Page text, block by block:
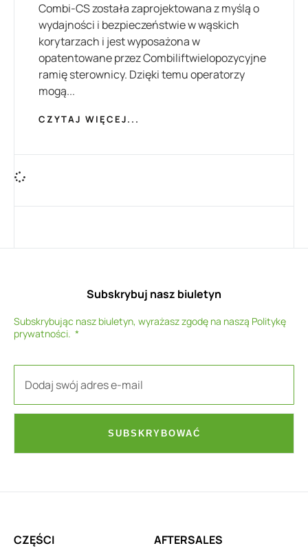
Combi-CS została zaprojektowana z myślą o
wydajności i bezpieczeństwie w wąskich
korytarzach i jest wyposażona w
opatentowane przez Combiliftwielopozycyjne
ramię sterownicy. Dzięki temu operatorzy
mogą...
CZYTAJ WIĘCEJ...
Subskrybuj nasz biuletyn
Subskrybując nasz biuletyn, wyrażasz zgodę na naszą Politykę
prywatności.
SUBSKRYBOWAĆ
CZĘŚCI AFTERSALES